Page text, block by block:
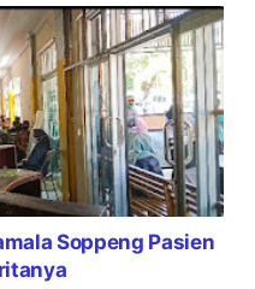
Soppeng Pasien